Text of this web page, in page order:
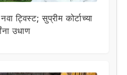
ट्विस्ट; सुप्रीम कोर्टाच्या
उधाण